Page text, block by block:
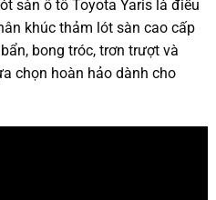
sàn ô tô Toyota Yaris là điều
khúc thảm lót sàn cao cấp
bong tróc, trơn trượt và
chọn hoàn hảo dành cho